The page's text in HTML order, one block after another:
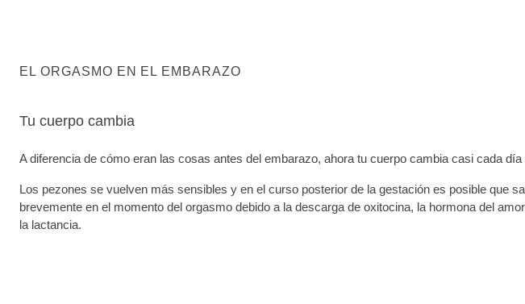
EL ORGASMO EN EL EMBARAZO
Tu cuerpo cambia
A diferencia de cómo eran las cosas antes del embarazo, ahora tu cuerpo cambia casi cada
Los pezones se vuelven más sensibles y en el curso posterior de la gestación es posible que
brevemente en el momento del orgasmo debido a la descarga de oxitocina, la hormona del
la lactancia.